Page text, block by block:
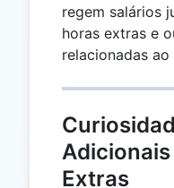
regem salários
horas extras e
relacionadas ao
Extras